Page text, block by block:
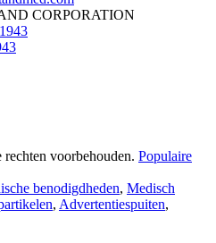
CORPORATION
voorbehouden. Populaire
benodigdheden, Medisch
, Advertentiespuiten,